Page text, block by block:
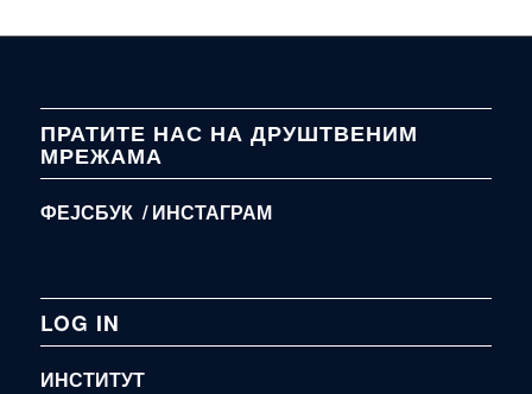
ПРАТИТЕ НАС НА ДРУШТВЕНИМ
МРЕЖАМА
ФЕЈСБУК /ИНСТАГРАМ
LOG IN
ИНСТИТУТ